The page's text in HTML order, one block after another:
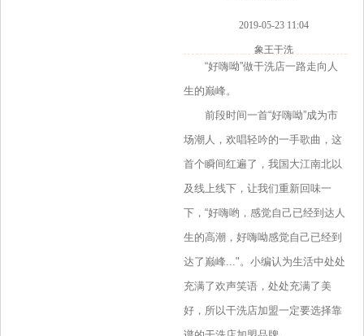
2019-05-23 11:04
象王干洗
“好嗨呦”做干洗店一路走向人
生的巅峰。
前段时间一首“好嗨呦”成为市
场潮人，欢唱轻吟的一手歌曲，这
首个瞬间红遍了，我国大江南北以
及线上线下，让我们重新回味一
下，“好嗨哟，感觉自己已经到达人
生的高潮，好嗨呦感觉自己已经到
达了巅峰..."。小编认为生活中处处
充满了欢声笑语，处处充满了美
好，所以干洗店加盟一定要选择靠